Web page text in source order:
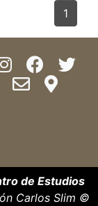
1
de Estudios
Carlos Slim ©